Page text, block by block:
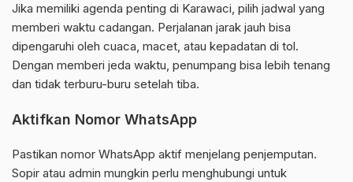
Jika memiliki agenda penting di Karawaci, pilih jadwal yang
memberi waktu cadangan. Perjalanan jarak jauh bisa
dipengaruhi oleh cuaca, macet, atau kepadatan di tol.
Dengan memberi jeda waktu, penumpang bisa lebih tenang
dan tidak terburu-buru setelah tiba.
Aktifkan Nomor WhatsApp
Pastikan nomor WhatsApp aktif menjelang penjemputan.
Sopir atau admin mungkin perlu menghubungi untuk